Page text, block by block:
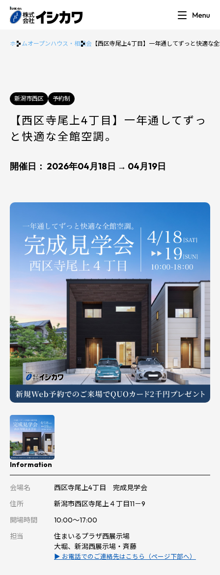
ホームオープンハウス・相談会 【西区寺尾上4丁目】一年通してずっと快適な
新潟市西区 予約制
【西区寺尾上4丁目】一年通してずっ
と快適な全館空調。
開催日： 2026年04月18日 → 04月19日
Information
会場名
西区寺尾上4丁目 完成見学会
住所
新潟市西区寺尾上４丁目11－9
開場時間
10:00～17:00
担当
住まいるプラザ西展示場
大堀、新潟西展示場・斉藤
▶ お電話でのご連絡先はこちら（ページ下部へ）